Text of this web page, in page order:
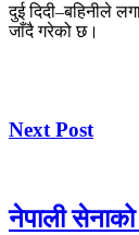
दुई दिदी–बहिनीले
जाँदै गरेको छ।
Next Post
नेपाली